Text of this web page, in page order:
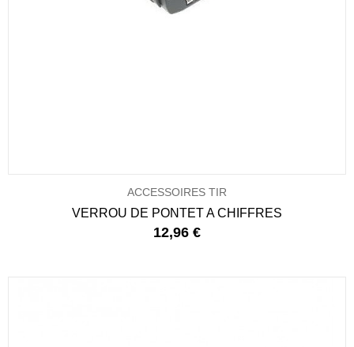
ACCESSOIRES TIR
VERROU DE PONTET A CHIFFRES
12,96 €